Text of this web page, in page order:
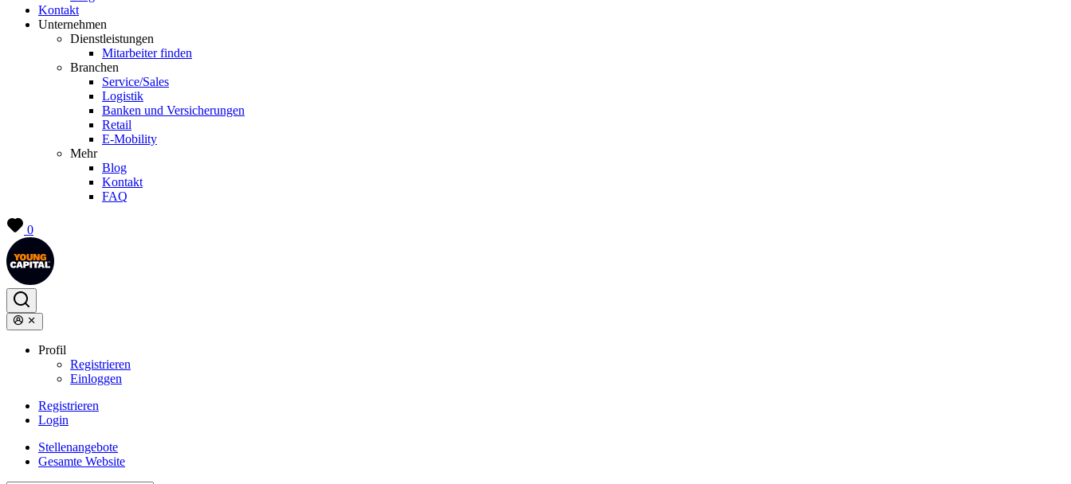
Kontakt
Unternehmen
Dienstleistungen
Mitarbeiter finden
Branchen
Service/Sales
Logistik
Banken und Versicherungen
Retail
E-Mobility
Mehr
Blog
Kontakt
FAQ
0
Profil
Registrieren
Einloggen
Registrieren
Login
Stellenangebote
Gesamte Website